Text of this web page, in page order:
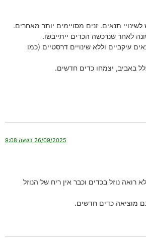
תנאים. זנים מסויימים יותר מאחרים.
לאחר שנרכשה הכדים ייתייבשו.
עיקביים וללא שינויים דרסטיים (כמו
באביב, יצמחו כדים חדשים.
26/09/2025 בשעה 9:08
רואה נוזל בכדים וכבר אין ריח של הנוזל
מוציאה כדים חדשים.